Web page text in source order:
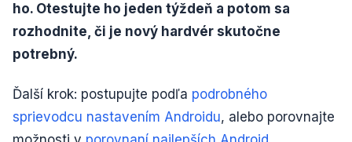
ho. Otestujte ho jeden týždeň a potom sa
rozhodnite, či je nový hardvér skutočne
potrebný.
Ďalší krok: postupujte podľa podrobného
sprievodcu nastavením Androidu, alebo porovnajte